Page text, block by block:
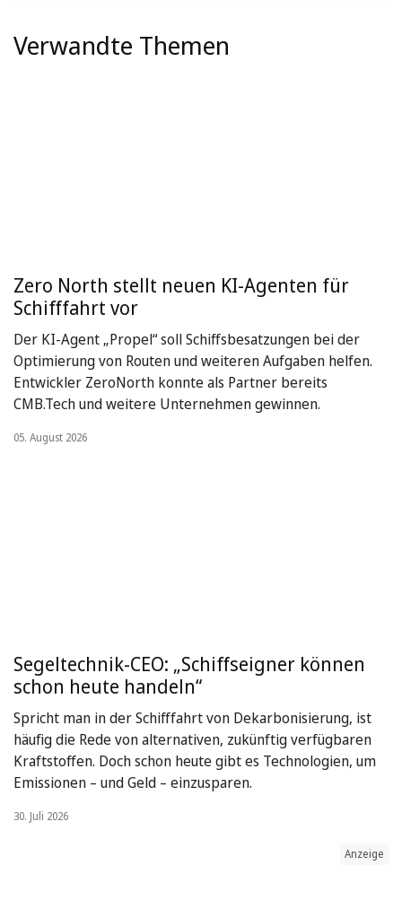
Verwandte Themen
Zero North stellt neuen KI-Agenten für
Schifffahrt vor
Der KI-Agent „Propel“ soll Schiffsbesatzungen bei der
Optimierung von Routen und weiteren Aufgaben helfen.
Entwickler ZeroNorth konnte als Partner bereits
CMB.Tech und weitere Unternehmen gewinnen.
05. August 2026
Segeltechnik-CEO: „Schiffseigner können
schon heute handeln“
Spricht man in der Schifffahrt von Dekarbonisierung, ist
häufig die Rede von alternativen, zukünftig verfügbaren
Kraftstoffen. Doch schon heute gibt es Technologien, um
Emissionen – und Geld – einzusparen.
30. Juli 2026
Anzeige